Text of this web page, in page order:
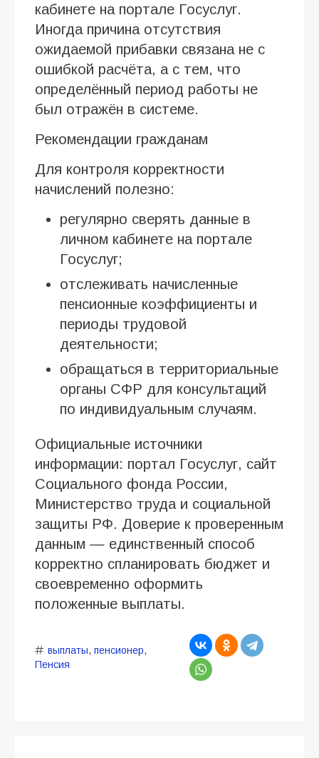
кабинете на портале Госуслуг.
Иногда причина отсутствия
ожидаемой прибавки связана не с
ошибкой расчёта, а с тем, что
определённый период работы не
был отражён в системе.
Рекомендации гражданам
Для контроля корректности
начислений полезно:
регулярно сверять данные в
личном кабинете на портале
Госуслуг;
отслеживать начисленные
пенсионные коэффициенты и
периоды трудовой
деятельности;
обращаться в территориальные
органы СФР для консультаций
по индивидуальным случаям.
Официальные источники
информации: портал Госуслуг, сайт
Социального фонда России,
Министерство труда и социальной
защиты РФ. Доверие к проверенным
данным — единственный способ
корректно спланировать бюджет и
своевременно оформить
положенные выплаты.
выплаты, пенсионер,
Пенсия